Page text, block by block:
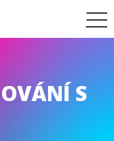
S